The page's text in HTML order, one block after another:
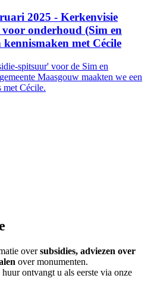
2025 - Kerkenvisie
onderhoud (Sim en
met Cécile
spitsuur' voor de Sim en
Maasgouw maakten we een
met Cécile.
oversubsidies, adviezen over
over monumenten.
ontvangt u als eerste via onze